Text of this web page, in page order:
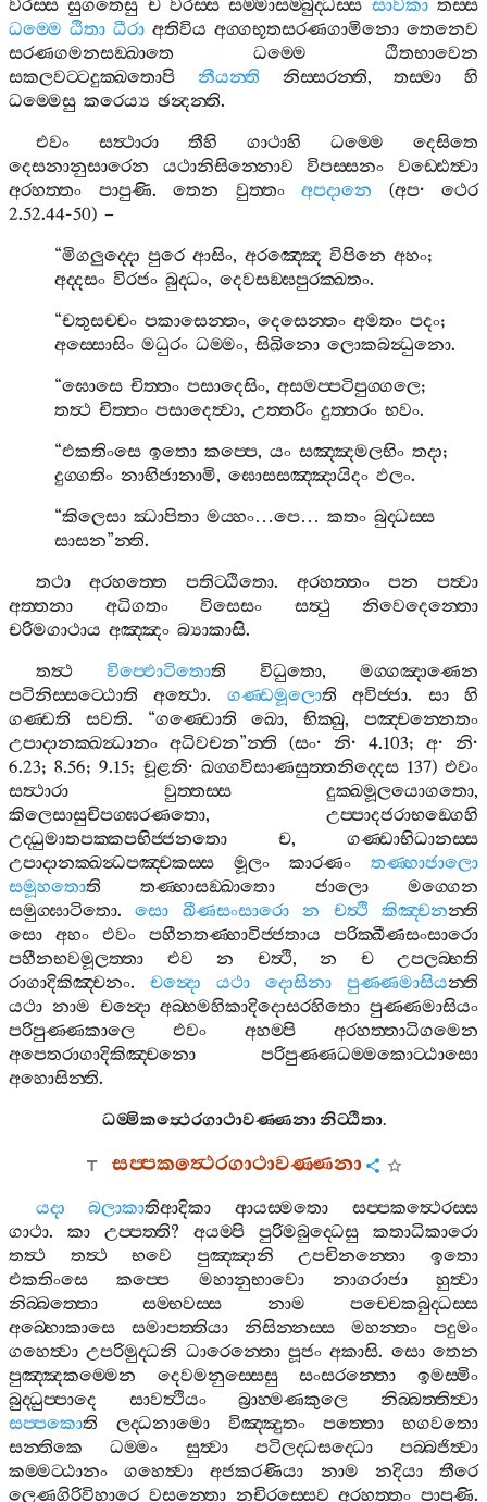
වරස‍්ස සුගතෙසු ච වරස‍්ස සම‍්මාසම‍්බුද‍්ධස‍්ස සාවකා තස‍්ස
ධම‍්මෙ ඨිතා ධීරා අතිවිය අග‍්ගභූතසරණගාමිනො තෙනෙව
සරණගමනසඞ‍්ඛාතෙ
ධම‍්මෙ
ඨිතභාවෙන
සකලවට‍්ටදුක‍්ඛතොපි
නීයන‍්ති නිස‍්සරන‍්ති,තස‍්මා
හි
ධම‍්මෙසු කරෙය්‍ය ඡන්‍දන‍්ති.
එවං
සත්‍ථාරා තීහි ගාථාහි ධම‍්මෙ
දෙසිතෙ
දෙසනානුසාරෙන
යථානිසින‍්නොව විපස‍්සනං
වඩ‍්ඪෙත්‍වා
අරහත‍්තං
පාපුණි. තෙන වුත‍්තං අපදානෙ (අප· ථෙර
2.52.44-50) –
“මිගලුද‍්දො පුරෙ ආසිං,අරඤ‍්ඤෙ විපිනෙ අහං;
අද‍්දසං විරජං බුද‍්ධං,දෙවසඞ‍්ඝපුරක‍්ඛතං.
“චතුසච‍්චං පකාසෙන‍්තං,දෙසෙන‍්තං අමතං පදං;
අස‍්සොසිං මධුරං ධම‍්මං,සිඛිනො ලොකබන්‍ධුනො.
“ඝොසෙ චිත‍්තං පසාදෙසිං,අසමප‍්පටිපුග‍්ගලෙ;
තත්‍ථ චිත‍්තං පසාදෙත්‍වා,උත‍්තරිං දුත‍්තරං භවං.
“එකතිංසෙ ඉතො කප‍්පෙ,යං සඤ‍්ඤමලභිං තදා;
දුග‍්ගතිං නාභිජානාමි,ඝොසසඤ‍්ඤායිදං ඵලං.
“කිලෙසා ඣාපිතා මය‍්හං…පෙ…කතං බුද‍්ධස‍්ස
සාසන”න‍්ති.
තථා
අරහත‍්තෙ පතිට‍්ඨිතො. අරහත‍්තං පන
පත්‍වා
අත‍්තනා
අධිගතං විසෙසං සත්‍ථු
නිවෙදෙන‍්තො
චරිමගාථාය අඤ‍්ඤං බ්‍යාකාසි.
තත්‍ථ
විප‍්ඵොටිතොති විධුතො, මග‍්ගඤාණෙන
පටිනිස‍්සට‍්ඨොති
අත්‍ථො. ගණ‍්ඩමූලොති අවිජ‍්ජා. සා
හි
ගණ‍්ඩති
සවති. “ගණ‍්ඩොති ඛො,භික‍්ඛු,පඤ‍්චන‍්නෙතං
උපාදානක‍්ඛන්‍ධානං අධිවචන”න‍්ති (සං· නි· 4.103; අ· නි·
6.23; 8.56; 9.15; චූළනි· ඛග‍්ගවිසාණසුත‍්තනිද‍්දෙස137)එවං
සත්‍ථාරා
වුත‍්තස‍්ස දුක‍්ඛමූලයොගතො,
කිලෙසාසුචිපග‍්ඝරණතො, උප‍්පාදජරාභඞ‍්ගෙහි
උද‍්ධුමාතපක‍්කපභිජ‍්ජනතො
ච, ගණ‍්ඩාභිධානස‍්ස
උපාදානක‍්ඛන්‍ධපඤ‍්චකස‍්ස
මූලං කාරණං
තණ‍්හාජාලො
සමූහතොති තණ‍්හාසඞ‍්ඛාතො ජාලො
මග‍්ගෙන
සමුග‍්ඝාටිතො.සො ඛීණසංසාරො න චත්‍ථි කිඤ‍්චනන‍්ති
සො
අහං එවං පහීනතණ‍්හාවිජ‍්ජතාය
පරික‍්ඛීණසංසාරො
පහීනභවමූලත‍්තා
එව න චත්‍ථි, න ච
උපලබ‍්භති
රාගාදිකිඤ‍්චනං. චන්‍දො යථා දොසිනා පුණ‍්ණමාසියන‍්ති
යථා නාම චන්‍දො අබ‍්භමහිකාදිදොසරහිතො පුණ‍්ණමාසියං
පරිපුණ‍්ණකාලෙ
එවං අහම‍්පි
අරහත‍්තාධිගමෙන
අපෙතරාගාදිකිඤ‍්චනො
පරිපුණ‍්ණධම‍්මකොට‍්ඨාසො
අහොසින‍්ති.
ධම‍්මිකත්‍ථෙරගාථාවණ‍්ණනානිට‍්ඨිතා.
සප‍්පකත්‍ථෙරගාථාවණ‍්ණනා
යදා බලාකාතිආදිකා ආයස‍්මතො
සප‍්පකත්‍ථෙරස‍්ස
ගාථා. කා උප‍්පත‍්ති? අයම‍්පි පුරිමබුද‍්ධෙසු
කතාධිකාරො
තත්‍ථ
තත්‍ථ භවෙ පුඤ‍්ඤානි උපචිනන‍්තො
ඉතො
එකතිංසෙ
කප‍්පෙ මහානුභාවො නාගරාජා
හුත්‍වා
නිබ‍්බත‍්තො
සම‍්භවස‍්ස නාම
පච‍්චෙකබුද‍්ධස‍්ස
අබ‍්භොකාසෙ
සමාපත‍්තියා නිසින‍්නස‍්ස මහන‍්තං
පදුමං
ගහෙත්‍වා උපරිමුද‍්ධනි ධාරෙන‍්තො පූජං අකාසි. සො තෙන
පුඤ‍්ඤකම‍්මෙන
දෙවමනුස‍්සෙසු සංසරන‍්තො
ඉමස‍්මිං
බුද‍්ධුප‍්පාදෙ
සාවත්‍ථියං බ්‍රාහ‍්මණකුලෙ
නිබ‍්බත‍්තිත්‍වා
සප‍්පකොති ලද‍්ධනාමො විඤ‍්ඤුතං පත‍්තො
භගවතො
සන‍්තිකෙ
ධම‍්මං සුත්‍වා පටිලද‍්ධසද‍්ධො
පබ‍්බජිත්‍වා
කම‍්මට‍්ඨානං
ගහෙත්‍වා අජකරණියා නාම නදියා
තීරෙ
ලෙණගිරිවිහාරෙ වසන‍්තො නචිරස‍්සෙව අරහත‍්තං පාපුණි.